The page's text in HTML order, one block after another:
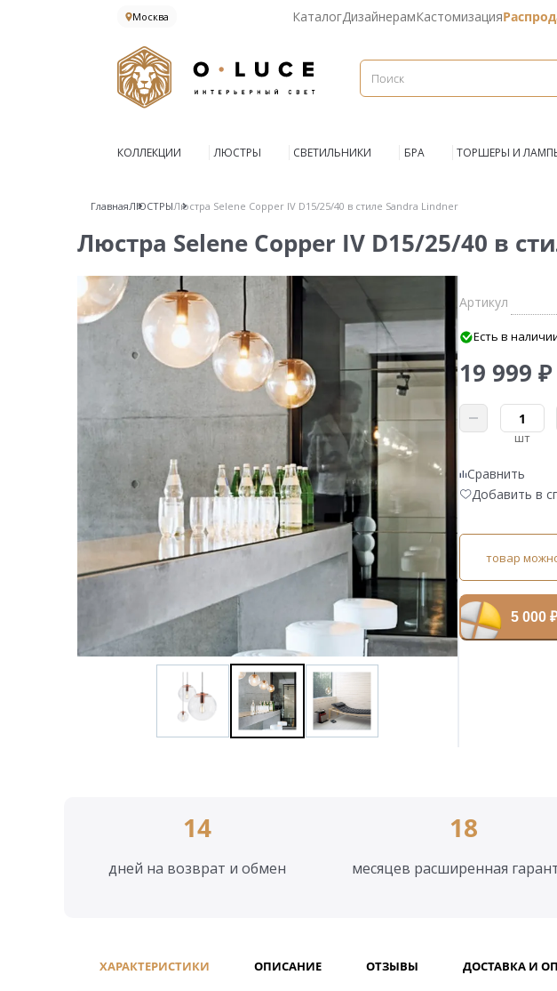
Москва КаталогДизайнерамКастомизация
КОЛЛЕКЦИИ ЛЮСТРЫ СВЕТИЛЬНИКИ БРА ТОРШЕРЫ И
ГлавнаяЛЮСТРЫЛюстра Selene Copper IV D15/25/40 в стиле Sandra Lindner
Люстра Selene Copper IV D15/25/40 в
Артикул
Есть в
19 999 ₽
шт
Сравнить
Добавить в
товар
5 000
14
дней на возврат и обмен
18
месяцев расширенная
ХАРАКТЕРИСТИКИ ОПИСАНИЕ ОТЗЫВЫ ДОСТАВКА И